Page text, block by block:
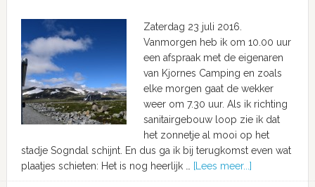
Zaterdag 23 juli 2016.
Vanmorgen heb ik om 10.00 uur
een afspraak met de eigenaren
van Kjornes Camping en zoals
elke morgen gaat de wekker
weer om 7.30 uur. Als ik richting
sanitairgebouw loop zie ik dat
het zonnetje al mooi op het
stadje Sogndal schijnt. En dus ga ik bij terugkomst even wat
plaatjes schieten: Het is nog heerlijk …
[Lees meer...]